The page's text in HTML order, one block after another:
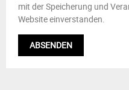
mit der Speicherung und
Website einverstanden.